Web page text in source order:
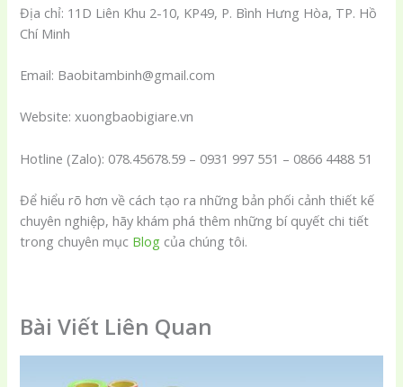
Địa chỉ: 11D Liên Khu 2-10, KP49, P. Bình Hưng Hòa, TP. Hồ
Chí Minh
Email: Baobitambinh@gmail.com
Website: xuongbaobigiare.vn
Hotline (Zalo): 078.45678.59 – 0931 997 551 – 0866 4488 51
Để hiểu rõ hơn về cách tạo ra những bản phối cảnh thiết kế
chuyên nghiệp, hãy khám phá thêm những bí quyết chi tiết
trong chuyên mục Blog của chúng tôi.
Bài Viết Liên Quan